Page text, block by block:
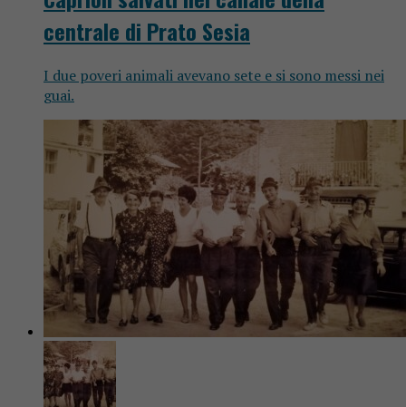
centrale di Prato Sesia
I due poveri animali avevano sete e si sono messi nei
guai.